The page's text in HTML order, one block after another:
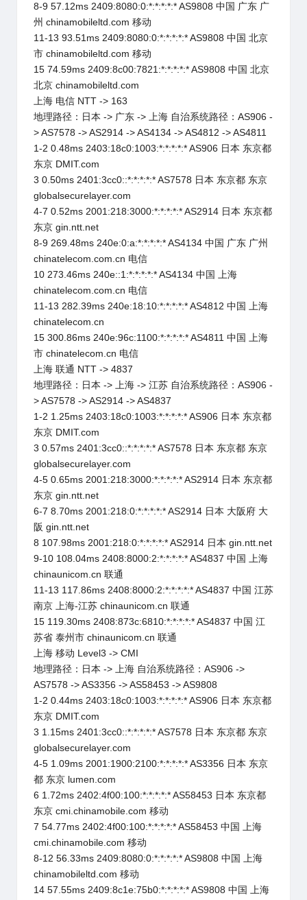
8-9 57.12ms 2409:8080:0:*:*:*:*:* AS9808 中国 广东 广
州 chinamobileltd.com 移动
11-13 93.51ms 2409:8080:0:*:*:*:*:* AS9808 中国 北京
市 chinamobileltd.com 移动
15 74.59ms 2409:8c00:7821:*:*:*:*:* AS9808 中国 北京
北京 chinamobileltd.com
上海 电信 NTT -> 163
地理路径：日本 -> 广东 -> 上海 自治系统路径：AS906 -
> AS7578 -> AS2914 -> AS4134 -> AS4812 -> AS4811
1-2 0.48ms 2403:18c0:1003:*:*:*:*:* AS906 日本 东京都
东京 DMIT.com
3 0.50ms 2401:3cc0::*:*:*:*:* AS7578 日本 东京都 东京
globalsecurelayer.com
4-7 0.52ms 2001:218:3000:*:*:*:*:* AS2914 日本 东京都
东京 gin.ntt.net
8-9 269.48ms 240e:0:a:*:*:*:*:* AS4134 中国 广东 广州
chinatelecom.com.cn 电信
10 273.46ms 240e::1:*:*:*:*:* AS4134 中国 上海
chinatelecom.com.cn 电信
11-13 282.39ms 240e:18:10:*:*:*:*:* AS4812 中国 上海
chinatelecom.cn
15 300.86ms 240e:96c:1100:*:*:*:*:* AS4811 中国 上海
市 chinatelecom.cn 电信
上海 联通 NTT -> 4837
地理路径：日本 -> 上海 -> 江苏 自治系统路径：AS906 -
> AS7578 -> AS2914 -> AS4837
1-2 1.25ms 2403:18c0:1003:*:*:*:*:* AS906 日本 东京都
东京 DMIT.com
3 0.57ms 2401:3cc0::*:*:*:*:* AS7578 日本 东京都 东京
globalsecurelayer.com
4-5 0.65ms 2001:218:3000:*:*:*:*:* AS2914 日本 东京都
东京 gin.ntt.net
6-7 8.70ms 2001:218:0:*:*:*:*:* AS2914 日本 大阪府 大
阪 gin.ntt.net
8 107.98ms 2001:218:0:*:*:*:*:* AS2914 日本 gin.ntt.net
9-10 108.04ms 2408:8000:2:*:*:*:*:* AS4837 中国 上海
chinaunicom.cn 联通
11-13 117.86ms 2408:8000:2:*:*:*:*:* AS4837 中国 江苏
南京 上海-江苏 chinaunicom.cn 联通
15 119.30ms 2408:873c:6810:*:*:*:*:* AS4837 中国 江
苏省 泰州市 chinaunicom.cn 联通
上海 移动 Level3 -> CMI
地理路径：日本 -> 上海 自治系统路径：AS906 ->
AS7578 -> AS3356 -> AS58453 -> AS9808
1-2 0.44ms 2403:18c0:1003:*:*:*:*:* AS906 日本 东京都
东京 DMIT.com
3 1.15ms 2401:3cc0::*:*:*:*:* AS7578 日本 东京都 东京
globalsecurelayer.com
4-5 1.09ms 2001:1900:2100:*:*:*:*:* AS3356 日本 东京
都 东京 lumen.com
6 1.72ms 2402:4f00:100:*:*:*:*:* AS58453 日本 东京都
东京 cmi.chinamobile.com 移动
7 54.77ms 2402:4f00:100:*:*:*:*:* AS58453 中国 上海
cmi.chinamobile.com 移动
8-12 56.33ms 2409:8080:0:*:*:*:*:* AS9808 中国 上海
chinamobileltd.com 移动
14 57.55ms 2409:8c1e:75b0:*:*:*:*:* AS9808 中国 上海